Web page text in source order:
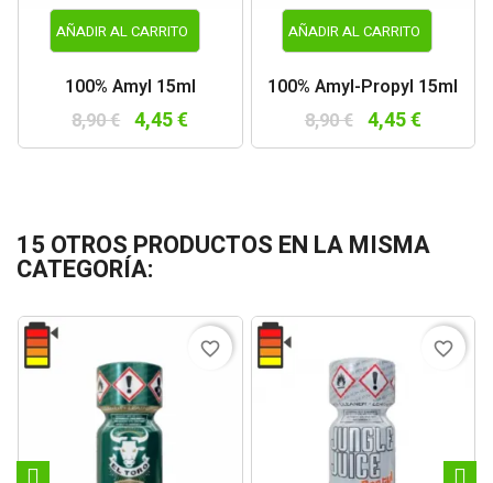
AÑADIR AL CARRITO
100% Amyl 15ml
8,90 € 4,45 €
AÑADIR AL CARRITO
100% Amyl-Propyl 15ml
8,90 € 4,45 €
15 OTROS PRODUCTOS EN LA MISMA
CATEGORÍA:
favorite_border favorite_border